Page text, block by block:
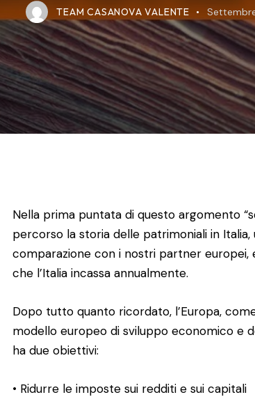
TEAM CASANOVA VALENTE
Nella prima puntata di questo argomento
percorso la storia delle patrimoniali in Italia,
comparazione con i nostri partner
che l’Italia incassa annualmente.
Dopo tutto quanto ricordato, l’Europa,
modello europeo di sviluppo economico e
ha due obiettivi:
• Ridurre le imposte sui redditi e sui capitali